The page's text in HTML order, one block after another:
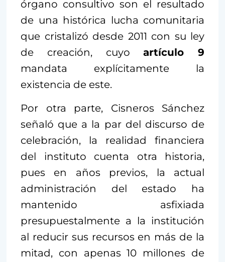
órgano consultivo son el resultado
de una histórica lucha comunitaria
que cristalizó desde 2011 con su ley
de creación, cuyoartículo 9
mandata explícitamente la
existencia de este.
Por otra parte, Cisneros Sánchez
señaló que a la par del discurso de
celebración, la realidad financiera
del instituto cuenta otra historia,
pues en años previos, la actual
administración del estado ha
mantenido asfixiada
presupuestalmente a la institución
al reducir sus recursos en más de la
mitad, con apenas 10 millones de